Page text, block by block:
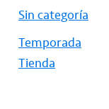
Sin categoría
Temporada
Tienda